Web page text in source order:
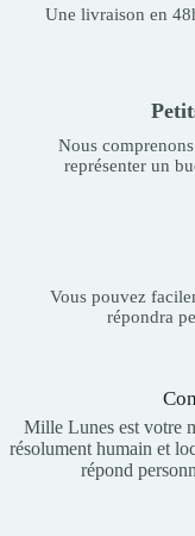
Une livraison en
Nous
représenter un
Vous pouvez
répondra
Mille Lunes est votre
résolument humain et
répond